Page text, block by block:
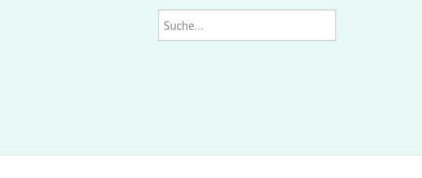
Suchen